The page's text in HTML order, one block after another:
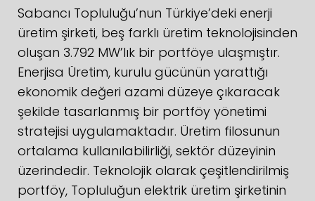
Sabancı Topluluğu’nun Türkiye’deki enerji
üretim şirketi, beş farklı üretim teknolojisinden
oluşan 3.792 MW’lık bir portföye ulaşmıştır.
Enerjisa Üretim, kurulu gücünün yarattığı
ekonomik değeri azami düzeye çıkaracak
şekilde tasarlanmış bir portföy yönetimi
stratejisi uygulamaktadır. Üretim filosunun
ortalama kullanılabilirliği, sektör düzeyinin
üzerindedir. Teknolojik olarak çeşitlendirilmiş
portföy, Topluluğun elektrik üretim şirketinin